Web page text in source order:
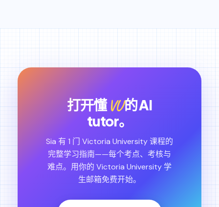
打开懂 VU的 AI
tutor。
Sia 有 1 门 Victoria University 课程的
完整学习指南——每个考点、考核与
难点。用你的 Victoria University 学
生邮箱免费开始。